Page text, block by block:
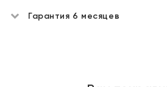
Гарантия 6 месяцев